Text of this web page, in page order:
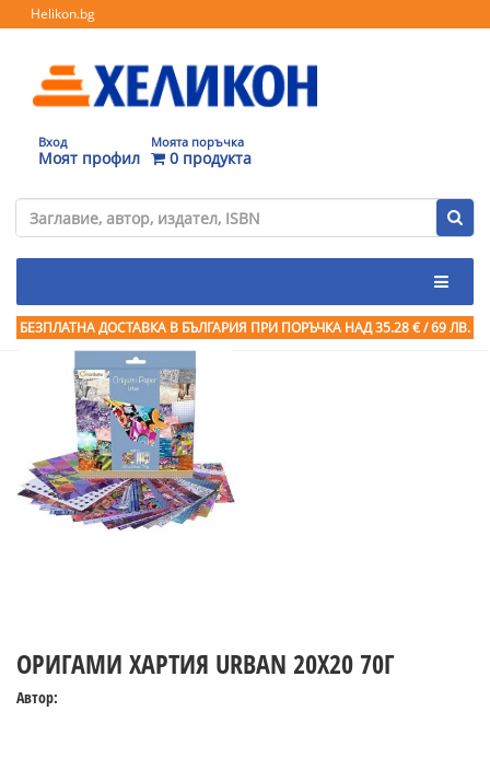
Helikon.bg
Вход
Моят профил
Моята поръчка
0 продукта
БЕЗПЛАТНА ДОСТАВКА В БЪЛГАРИЯ ПРИ ПОРЪЧКА НАД 35.28 € / 69 ЛВ.
ОРИГАМИ ХАРТИЯ URBAN 20Х20 70Г
Автор: